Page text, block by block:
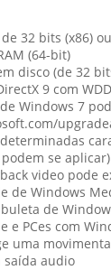
32 bits (x86)
(64-bit)
disco (de 32
9 com
Windows 7
se aplicar)
video pode
de Windows
de
e PCes com
uma
saída audio